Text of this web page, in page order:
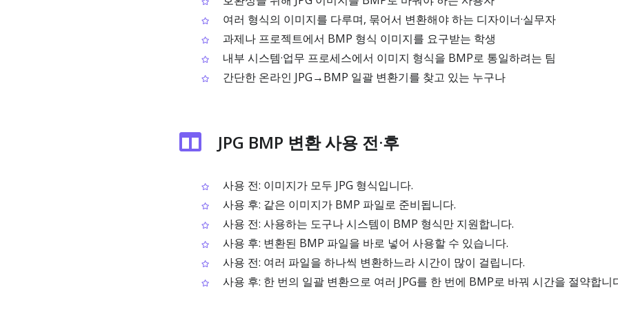
여러 형식의 이미지를 다루며, 묶어서 변환해야 하는 디자이너·실무자
과제나 프로젝트에서 BMP 형식 이미지를 요구받는 학생
내부 시스템·업무 프로세스에서 이미지 형식을 BMP로 통일하려는 팀
간단한 온라인 JPG→BMP 일괄 변환기를 찾고 있는 누구나
JPG BMP 변환 사용 전·후
사용 전: 이미지가 모두 JPG 형식입니다.
사용 후: 같은 이미지가 BMP 파일로 준비됩니다.
사용 전: 사용하는 도구나 시스템이 BMP 형식만 지원합니다.
사용 후: 변환된 BMP 파일을 바로 넣어 사용할 수 있습니다.
사용 전: 여러 파일을 하나씩 변환하느라 시간이 많이 걸립니다.
사용 후: 한 번의 일괄 변환으로 여러 JPG를 한 번에 BMP로 바꿔 시간을 절약합니